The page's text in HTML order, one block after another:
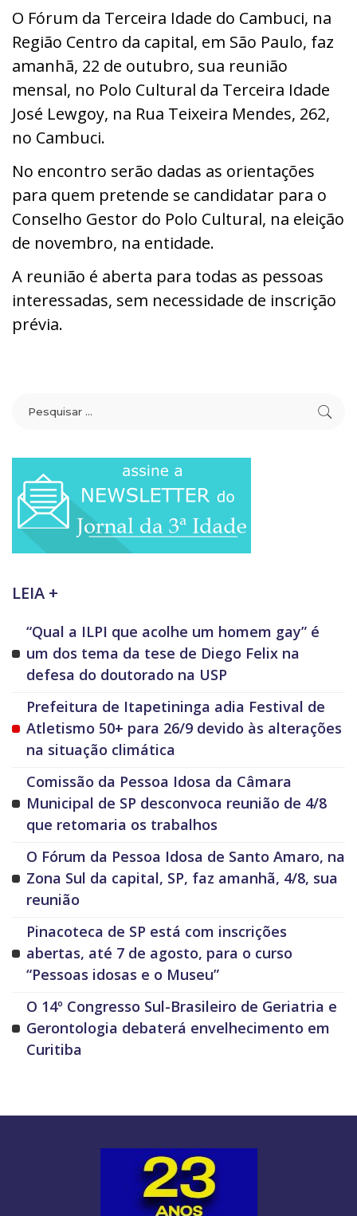
O Fórum da Terceira Idade do Cambuci, na
Região Centro da capital, em São Paulo, faz
amanhã, 22 de outubro, sua reunião
mensal, no Polo Cultural da Terceira Idade
José Lewgoy, na Rua Teixeira Mendes, 262,
no Cambuci.
No encontro serão dadas as orientações
para quem pretende se candidatar para o
Conselho Gestor do Polo Cultural, na eleição
de novembro, na entidade.
A reunião é aberta para todas as pessoas
interessadas, sem necessidade de inscrição
prévia.
LEIA +
“Qual a ILPI que acolhe um homem gay” é
um dos tema da tese de Diego Felix na
defesa do doutorado na USP
Prefeitura de Itapetininga adia Festival de
Atletismo 50+ para 26/9 devido às alterações
na situação climática
Comissão da Pessoa Idosa da Câmara
Municipal de SP desconvoca reunião de 4/8
que retomaria os trabalhos
O Fórum da Pessoa Idosa de Santo Amaro, na
Zona Sul da capital, SP, faz amanhã, 4/8, sua
reunião
Pinacoteca de SP está com inscrições
abertas, até 7 de agosto, para o curso
“Pessoas idosas e o Museu”
O 14º Congresso Sul-Brasileiro de Geriatria e
Gerontologia debaterá envelhecimento em
Curitiba